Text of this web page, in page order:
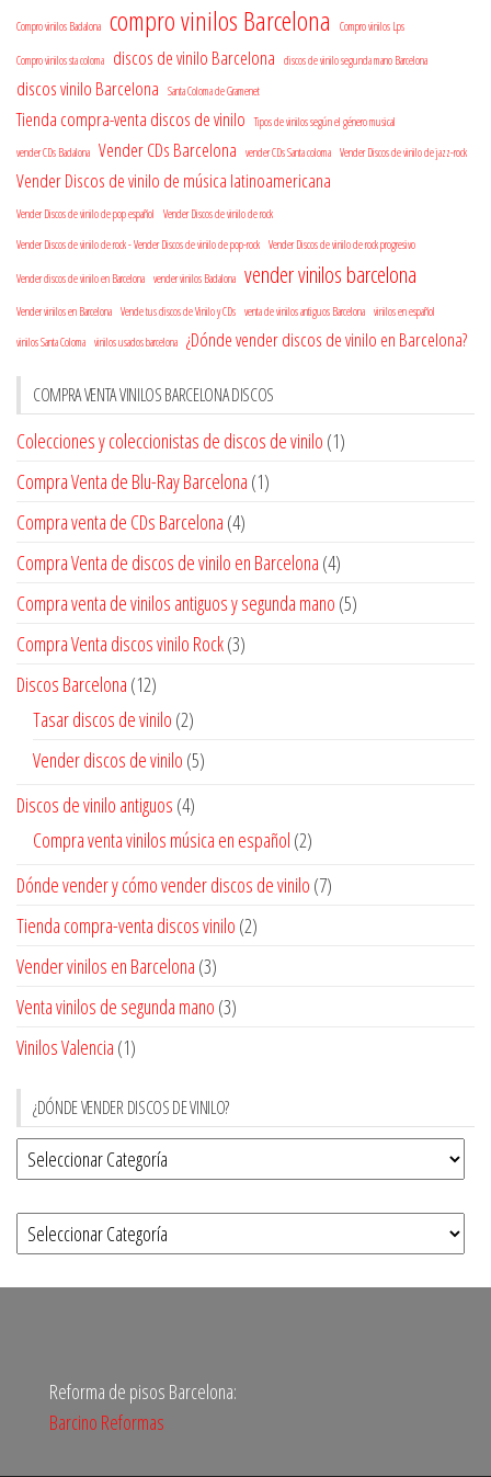
Compro vinilos Badalona compro vinilos Barcelona Compro vinilos Lps
Compro vinilos sta coloma discos de vinilo Barcelona discos de vinilo segunda mano Barcelona
discos vinilo Barcelona Santa Coloma de Gramenet
Tienda compra-venta discos de vinilo
Tipos de vinilos según el género musical
vender CDs Badalona Vender CDs Barcelona vender CDs Santa coloma Vender Discos de vinilo de jazz-rock
Vender Discos de vinilo de música latinoamericana
Vender Discos de vinilo de pop español
Vender Discos de vinilo de rock
Vender Discos de vinilo de rock - Vender Discos de vinilo de pop-rock Vender Discos de vinilo de rock progresivo
Vender discos de vinilo en Barcelona vender vinilos Badalona vender vinilos barcelona
Vender vinilos en Barcelona Vende tus discos de Vinilo y CDs venta de vinilos antiguos Barcelona vinilos en español
vinilos Santa Coloma vinilos usados barcelona ¿Dónde vender discos de vinilo en Barcelona?
COMPRA VENTA VINILOS BARCELONA DISCOS
Colecciones y coleccionistas de discos de vinilo (1)
Compra Venta de Blu-Ray Barcelona (1)
Compra venta de CDs Barcelona (4)
Compra Venta de discos de vinilo en Barcelona (4)
Compra venta de vinilos antiguos y segunda mano (5)
Compra Venta discos vinilo Rock(3)
Discos Barcelona (12)
Tasar discos de vinilo (2)
Vender discos de vinilo (5)
Discos de vinilo antiguos (4)
Compra venta vinilos música en español (2)
Dónde vender y cómo vender discos de vinilo (7)
Tienda compra-venta discos vinilo (2)
Vender vinilos en Barcelona (3)
Venta vinilos de segunda mano (3)
Vinilos Valencia (1)
¿DÓNDE VENDER DISCOS DE VINILO?
Reforma de pisos Barcelona:
Barcino Reformas